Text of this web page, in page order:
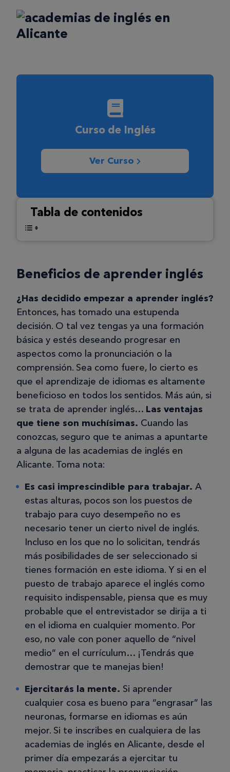
Curso de Inglés
Ver Curso
Tabla de contenidos
Beneficios de aprender inglés
¿Has decidido empezar a aprender inglés?
Entonces, has tomado una estupenda
decisión. O tal vez tengas ya una formación
básica y estés deseando progresar en
aspectos como la pronunciación o la
comprensión. Sea como fuere, lo cierto es
que el aprendizaje de idiomas es altamente
beneficioso en todos los sentidos. Más aún, si
se trata de aprender inglés… Las ventajas
que tiene son muchísimas. Cuando las
conozcas, seguro que te animas a apuntarte
a alguna de las academias de inglés en
Alicante. Toma nota:
Es casi imprescindible para trabajar. A
estas alturas, pocos son los puestos de
trabajo para cuyo desempeño no es
necesario tener un cierto nivel de inglés.
Incluso en los que no lo solicitan, tendrás
más posibilidades de ser seleccionado si
tienes formación en este idioma. Y si en el
puesto de trabajo aparece el inglés como
requisito indispensable, piensa que es muy
probable que el entrevistador se dirija a ti
en el idioma en cualquier momento. Por
eso, no vale con poner aquello de “nivel
medio” en el currículum… ¡Tendrás que
demostrar que te manejas bien!
Ejercitarás la mente. Si aprender
cualquier cosa es bueno para “engrasar” las
neuronas, formarse en idiomas es aún
mejor. Si te inscribes en cualquiera de las
academias de inglés en Alicante, desde el
primer día empezarás a ejercitar tu